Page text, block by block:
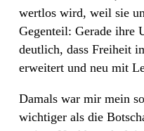
wertlos wird, weil sie
Gegenteil: Gerade ihre
deutlich, dass Freiheit
erweitert und neu mit
Damals war mir mein
wichtiger als die